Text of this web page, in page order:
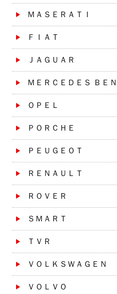
ＭＡＳＥＲＡＴＩ
ＦＩＡＴ
ＪＡＧＵＡＲ
ＭＥＲＣＥＤＥＳ ＢＥ
ＯＰＥＬ
ＰＯＲＣＨＥ
ＰＥＵＧＥＯＴ
ＲＥＮＡＵＬＴ
ＲＯＶＥＲ
ＳＭＡＲＴ
ＴＶＲ
ＶＯＬＫＳＷＡＧＥＮ
ＶＯＬＶＯ